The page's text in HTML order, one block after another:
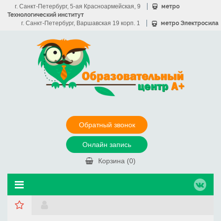
г. Санкт-Петербург, 5-ая Красноармейская, 9
метро
Технологический институт
г. Санкт-Петербург, Варшавская 19 корп. 1
метро Электросила
Обратный звонок
Онлайн запись
Корзина (0)